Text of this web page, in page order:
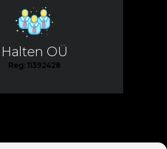
Halten OÜ
Reg: 11392428